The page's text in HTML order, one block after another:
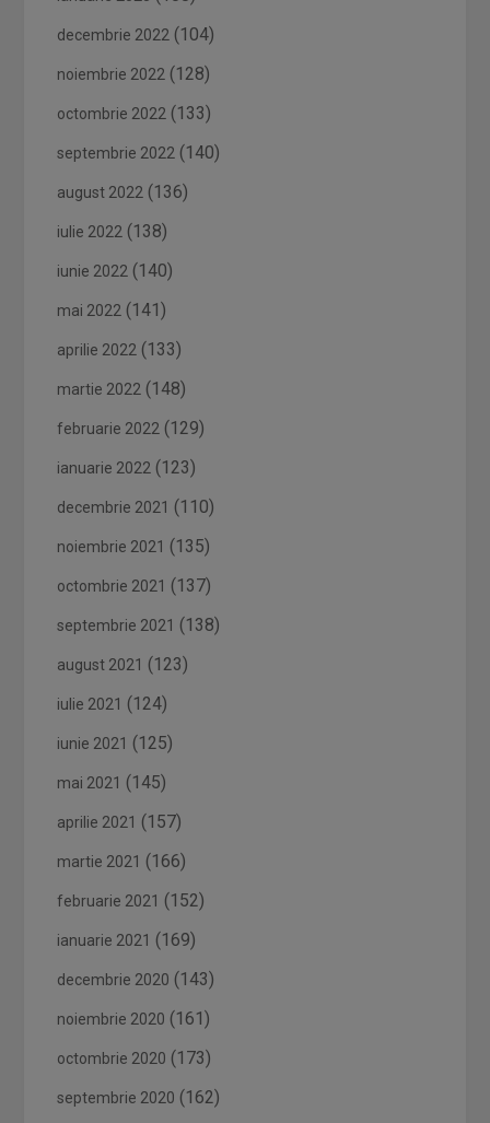
decembrie 2022 (104)
noiembrie 2022 (128)
octombrie 2022 (133)
septembrie 2022 (140)
august 2022 (136)
iulie 2022 (138)
iunie 2022 (140)
mai 2022 (141)
aprilie 2022 (133)
martie 2022 (148)
februarie 2022 (129)
ianuarie 2022 (123)
decembrie 2021 (110)
noiembrie 2021 (135)
octombrie 2021 (137)
septembrie 2021 (138)
august 2021 (123)
iulie 2021 (124)
iunie 2021 (125)
mai 2021 (145)
aprilie 2021 (157)
martie 2021 (166)
februarie 2021 (152)
ianuarie 2021 (169)
decembrie 2020 (143)
noiembrie 2020 (161)
octombrie 2020 (173)
septembrie 2020 (162)